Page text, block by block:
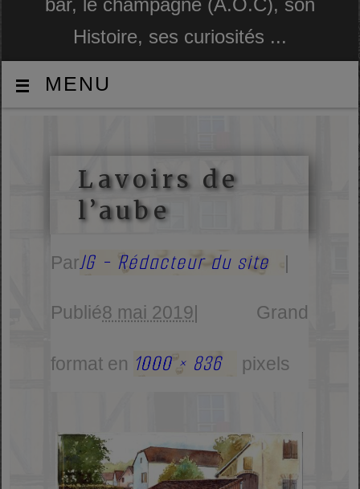
bar, le champagne (A.O.C), son
Histoire, ses curiosités ...
MENU
Lavoirs de
l’aube
ParJG - Rédacteur du site
Publié8 mai 2019 Grand
format en 1000 × 836 pixels